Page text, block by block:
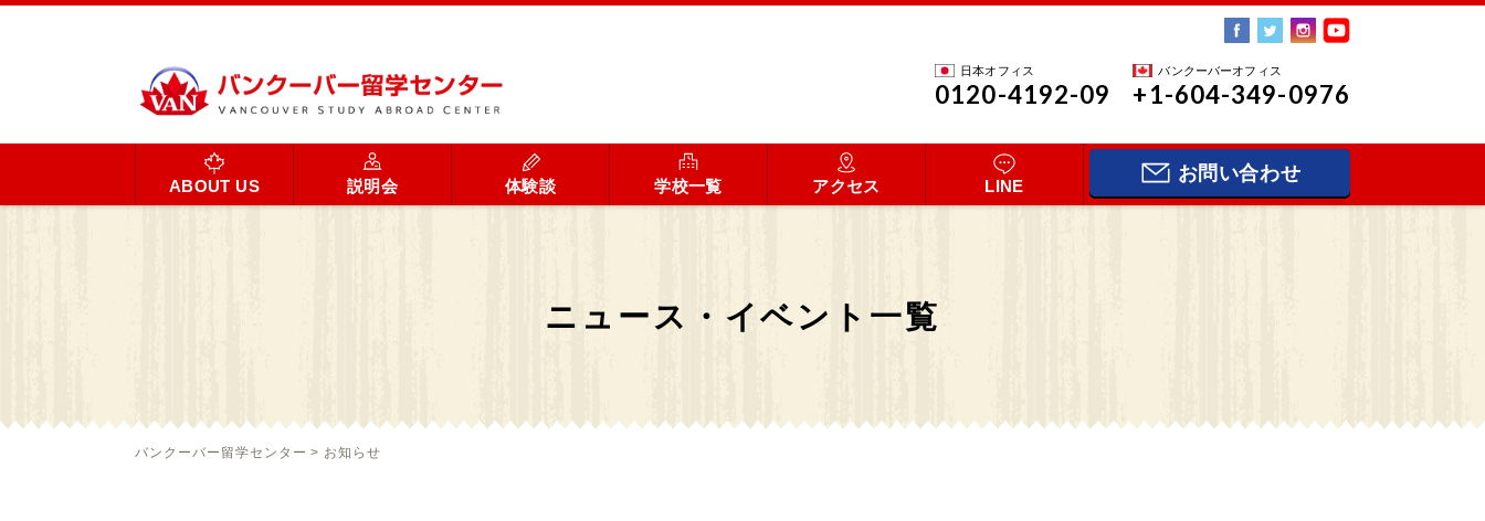
日本オフィス
0120-4192-09
バンクーバーオフィス
+1-604-349-0976
ABOUT US 説明会 体験談 学校一覧 アクセス LINE
お問い合わせ
ニュース・イベント一覧
バンクーバー留学センター > お知らせ